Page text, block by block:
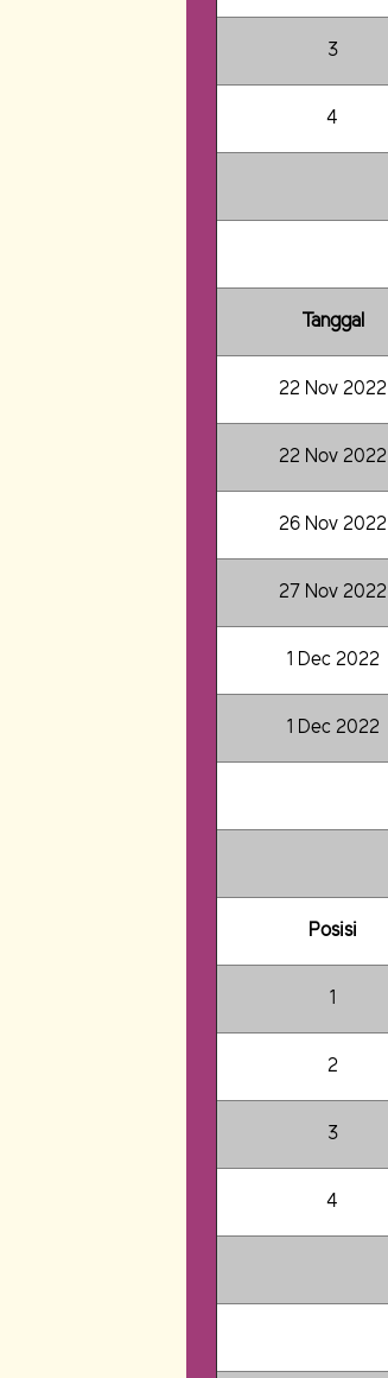
3
4
Tanggal
22 Nov 2022
22 Nov 2022
26 Nov 2022
27 Nov 2022
1 Dec 2022
1 Dec 2022
Posisi
1
2
3
4